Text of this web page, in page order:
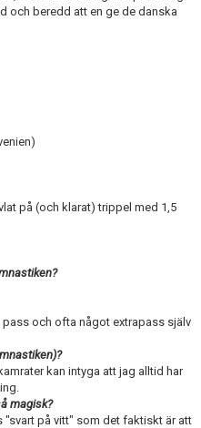
och beredd att en ge de danska
på (och klarat) trippel med 1,5
och ofta något extrapass själv
kan intyga att jag alltid har
magisk?
"svart på vitt" som det faktiskt är att